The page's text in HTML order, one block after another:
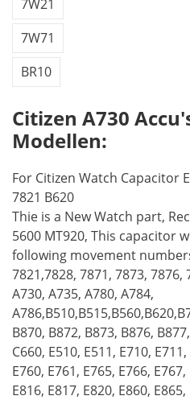
7W21
7W71
BR10
Citizen A730
Modellen:
For Citizen Watch Capacitor
7821 B620
Thie is a New Watch part,
5600 MT920, This capacitor
following movement
7821,7828, 7871, 7873, 7876,
A730, A735, A780, A784,
B870, B872, B873, B876,
C660, E510, E511, E710,
E760, E761, E765, E766,
E816, E817, E820, E860,